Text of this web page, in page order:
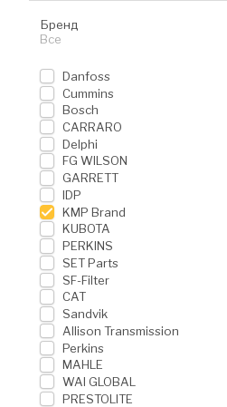
Бренд
Активные фильтры:
Все
Danfoss
Cummins
Bosch
CARRARO
Delphi
FG WILSON
GARRETT
IDP
KMP Brand
KUBOTA
PERKINS
SET Parts
SF-Filter
CAT
Sandvik
Allison Transmission
Perkins
MAHLE
WAI GLOBAL
PRESTOLITE